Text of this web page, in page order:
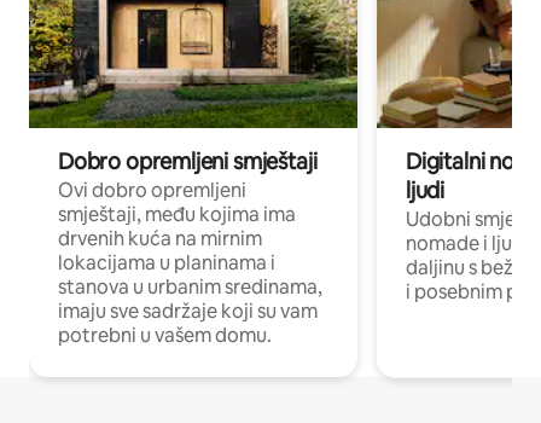
Dobro opremljeni smještaji
Ovi dobro opremljeni
smještaji, među kojima ima
drvenih kuća na mirnim
lokacijama u planinama i
stanova u urbanim sredinama,
imaju sve sadržaje koji su vam
potrebni u vašem domu.
Digitalni
ljudi
Udobni
nomade i ljude
daljinu s
i posebnim